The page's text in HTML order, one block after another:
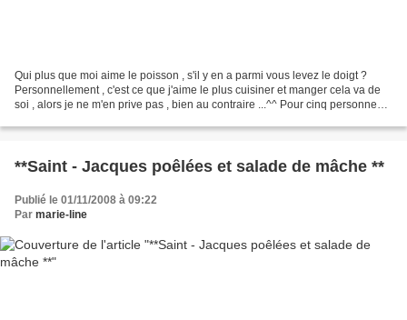
Qui plus que moi aime le poisson , s'il y en a parmi vous levez le doigt ?
Personnellement , c'est ce que j'aime le plus cuisiner et manger cela va de
soi , alors je ne m'en prive pas , bien au contraire ...^^ Pour cinq personnes :
**Saint - Jacques poêlées et salade de mâche **
Publié le 01/11/2008 à 09:22
Par marie-line